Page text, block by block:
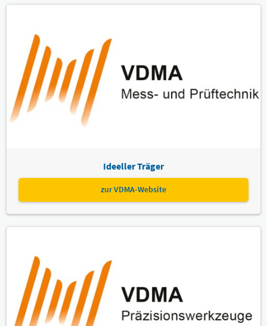
Ideeller Träger
zur VDMA-Website